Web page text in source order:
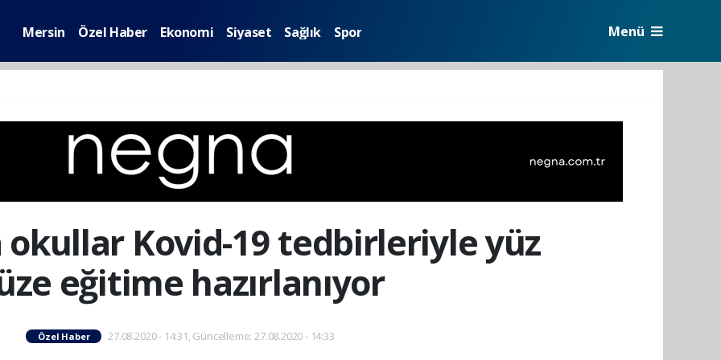
Mersin Özel Haber Ekonomi Siyaset Sağlık Spor Menü
Kovid-19 tedbirleriyle yüz
eğitime hazırlanıyor
Özel Haber 27.08.2020 - 14:31, Güncelleme: 27.08.2020 - 14:33